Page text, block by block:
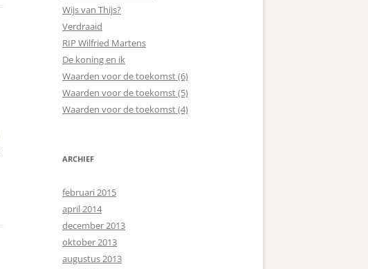
Wijs van Thijs?
Verdraaid
RIP Wilfried Martens
De koning en ik
Waarden voor de toekomst (6)
Waarden voor de toekomst (5)
Waarden voor de toekomst (4)
ARCHIEF
februari 2015
april 2014
december 2013
oktober 2013
augustus 2013